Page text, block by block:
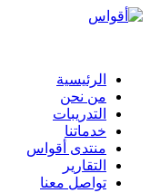
الرئيسية
من نحن
التدريبات
خدماتنا
منتدى أقواس
التقارير
تواصل معنا